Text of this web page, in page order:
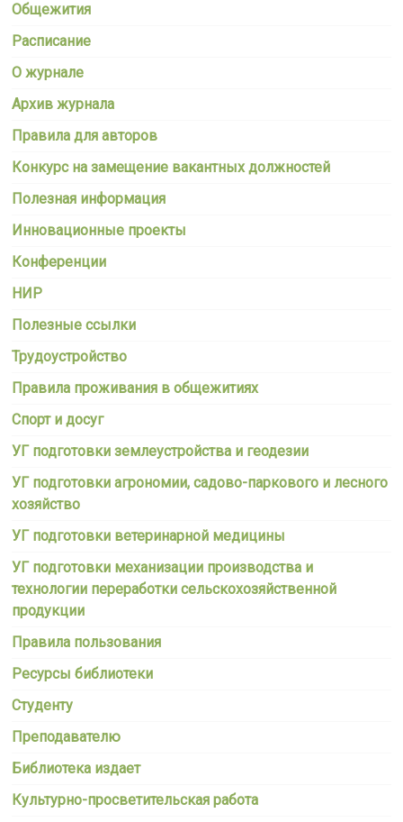
Общежития
Расписание
О журнале
Архив журнала
Правила для авторов
Конкурс на замещение вакантных должностей
Полезная информация
Инновационные проекты
Конференции
НИР
Полезные ссылки
Трудоустройство
Правила проживания в общежитиях
Спорт и досуг
УГ подготовки землеустройства и геодезии
УГ подготовки агрономии, садово-паркового и лесного
хозяйство
УГ подготовки ветеринарной медицины
УГ подготовки механизации производства и
технологии переработки сельскохозяйственной
продукции
Правила пользования
Ресурсы библиотеки
Студенту
Преподавателю
Библиотека издает
Культурно-просветительская работа